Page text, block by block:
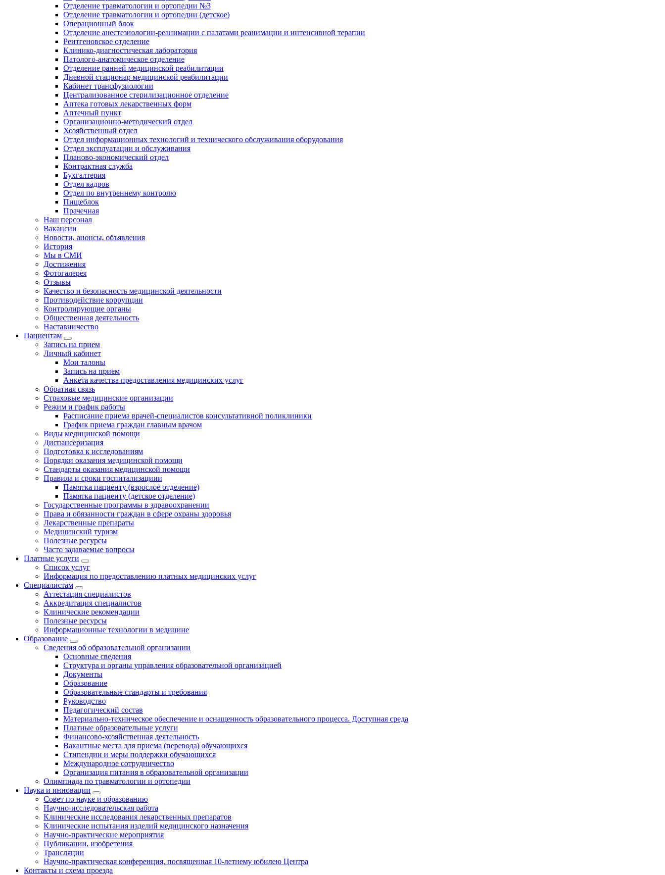
Отделение травматологии и ортопедии №3
Отделение травматологии и ортопедии (детское)
Операционный блок
Отделение анестезиологии-реанимации с палатами реанимации и интенсивной терапии
Рентгеновское отделение
Клинико-диагностическая лаборатория
Патолого-анатомическое отделение
Отделение ранней медицинской реабилитации
Дневной стационар медицинской реабилитации
Кабинет трансфузиологии
Централизованное стерилизационное отделение
Аптека готовых лекарственных форм
Аптечный пункт
Организационно-методический отдел
Хозяйственный отдел
Отдел информационных технологий и технического обслуживания оборудования
Отдел эксплуатации и обслуживания
Планово-экономический отдел
Контрактная служба
Бухгалтерия
Отдел кадров
Отдел по внутреннему контролю
Пищеблок
Прачечная
Наш персонал
Вакансии
Новости, анонсы, объявления
История
Мы в СМИ
Достижения
Фотогалерея
Отзывы
Качество и безопасность медицинской деятельности
Противодействие коррупции
Контролирующие органы
Общественная деятельность
Наставничество
Пациентам
Запись на прием
Личный кабинет
Мои талоны
Запись на прием
Анкета качества предоставления медицинских услуг
Обратная связь
Страховые медицинские организации
Режим и график работы
Расписание приема врачей-специалистов консультативной поликлиники
График приема граждан главным врачом
Виды медицинской помощи
Диспансеризация
Подготовка к исследованиям
Порядки оказания медицинской помощи
Стандарты оказания медицинской помощи
Правила и сроки госпитализациии
Памятка пациенту (взрослое отделение)
Памятка пациенту (детское отделение)
Государственные программы в здравоохранении
Права и обязанности граждан в сфере охраны здоровья
Лекарственные препараты
Медицинский туризм
Полезные ресурсы
Часто задаваемые вопросы
Платные услуги
Список услуг
Информация по предоставлению платных медицинских услуг
Специалистам
Аттестация специалистов
Аккредитация специалистов
Клинические рекомендации
Полезные ресурсы
Информационные технологии в медицине
Образование
Сведения об образовательной организации
Основные сведения
Структура и органы управления образовательной организацией
Документы
Образование
Образовательные стандарты и требования
Руководство
Педагогический состав
Материально-техническое обеспечение и оснащенность образовательного процесса. Доступная среда
Платные образовательные услуги
Финансово-хозяйственная деятельность
Вакантные места для приема (перевода) обучающихся
Стипендии и меры поддержки обучающихся
Международное сотрудничество
Организация питания в образовательной организации
Олимпиада по травматологии и ортопедии
Наука и инновации
Совет по науке и образованию
Научно-исследовательская работа
Клинические исследования лекарственных препаратов
Клинические испытания изделий медицинского назначения
Научно-практические мероприятия
Публикации, изобретения
Трансляции
Научно-практическая конференция, посвященная 10-летнему юбилею Центра
Контакты и схема проезда